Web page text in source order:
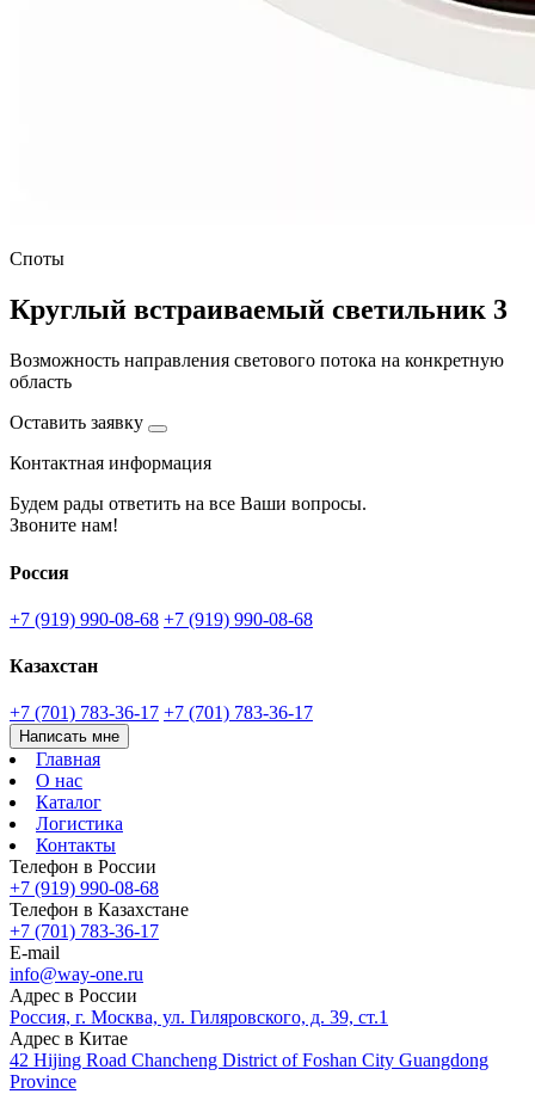
Споты
Круглый встраиваемый светильник 3
Возможность направления светового потока на конкретную
область
Оставить заявку
Контактная информация
Будем рады ответить на все Ваши вопросы.
Звоните нам!
Россия
+7 (919) 990-08-68 +7 (919) 990-08-68
Казахстан
+7 (701) 783-36-17 +7 (701) 783-36-17
Написать мне
Главная
О нас
Каталог
Логистика
Контакты
Телефон в России
+7 (919) 990-08-68
Телефон в Казахстане
+7 (701) 783-36-17
E-mail
info@way-one.ru
Адрес в России
Россия, г. Москва, ул. Гиляровского, д. 39, ст.1
Адрес в Китае
42 Hijing Road Chancheng District of Foshan City Guangdong
Province